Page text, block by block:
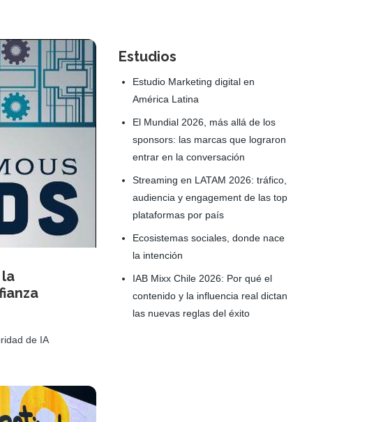
de IA
Estudios
Estudio Marketing digital en
América Latina
El Mundial 2026, más allá de los
sponsors: las marcas que lograron
entrar en la conversación
Streaming en LATAM 2026: tráfico,
audiencia y engagement de las top
plataformas por país
Ecosistemas sociales, donde nace
la intención
IAB Mixx Chile 2026: Por qué el
contenido y la influencia real dictan
las nuevas reglas del éxito